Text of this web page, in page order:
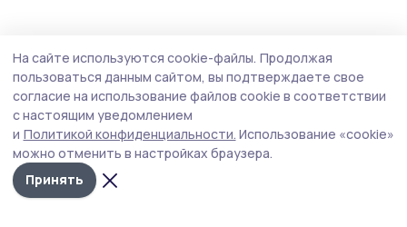
Мичуринцев проконсультируют по
вопросам качества и безопасности
детских товаров
Центр гигиены и эпидемиологии в Тамбовской области
консультирует граждан по вопросам качества и
безопасности детских товаров и школьных
принадлежностей.
На сайте используются cookie-файлы. Продолжая
пользоваться данным сайтом, вы подтверждаете свое
согласие на использование файлов cookie в соответствии
с настоящим уведомлением
и Политикой конфиденциальности. Использование «cookie»
можно отменить в настройках браузера.
Принять